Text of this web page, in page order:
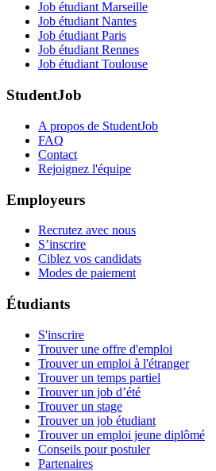
Job étudiant Marseille
Job étudiant Nantes
Job étudiant Paris
Job étudiant Rennes
Job étudiant Toulouse
StudentJob
A propos de StudentJob
FAQ
Contact
Rejoignez l'équipe
Employeurs
Recrutez avec nous
S’inscrire
Ciblez vos candidats
Modes de paiement
Étudiants
S'inscrire
Trouver une offre d'emploi
Trouver un emploi à l'étranger
Trouver un temps partiel
Trouver un job d’été
Trouver un stage
Trouver un job étudiant
Trouver un emploi jeune diplômé
Conseils pour postuler
Partenaires